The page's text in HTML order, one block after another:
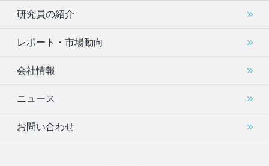
研究員の紹介
レポート・市場動向
会社情報
ニュース
お問い合わせ